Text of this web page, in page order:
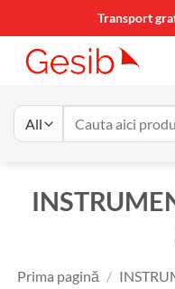
to
content
Transport
Prima pagină /